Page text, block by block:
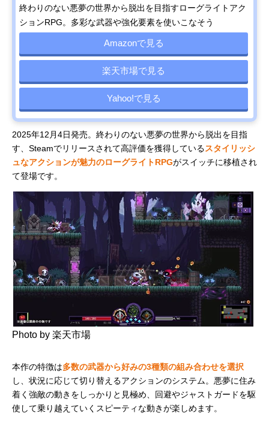
終わりのない悪夢の世界から脱出を目指すローグライトアク
ションRPG。多彩な武器や強化要素を使いこなそう
Amazonで見る
楽天市場で見る
Yahoo!で見る
2025年12月4日発売。終わりのない悪夢の世界から脱出を目指
す、Steamでリリースされて高評価を獲得しているスタイリッシ
ュなアクションが魅力のローグライトRPGがスイッチに移植され
て登場です。
Photo by 楽天市場
本作の特徴は多数の武器から好みの3種類の組み合わせを選択
し、状況に応じて切り替えるアクションのシステム。悪夢に住み
着く強敵の動きをしっかりと見極め、回避やジャストガードを駆
使して乗り越えていくスピーティな動きが楽しめます。